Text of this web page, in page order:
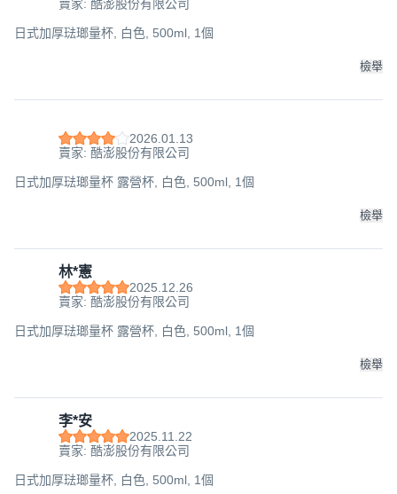
賣家: 酷澎股份有限公司
日式加厚琺瑯量杯, 白色, 500ml, 1個
檢舉
2026.01.13
賣家: 酷澎股份有限公司
日式加厚琺瑯量杯 露營杯, 白色, 500ml, 1個
檢舉
林*憲
2025.12.26
賣家: 酷澎股份有限公司
日式加厚琺瑯量杯 露營杯, 白色, 500ml, 1個
檢舉
李*安
2025.11.22
賣家: 酷澎股份有限公司
日式加厚琺瑯量杯, 白色, 500ml, 1個